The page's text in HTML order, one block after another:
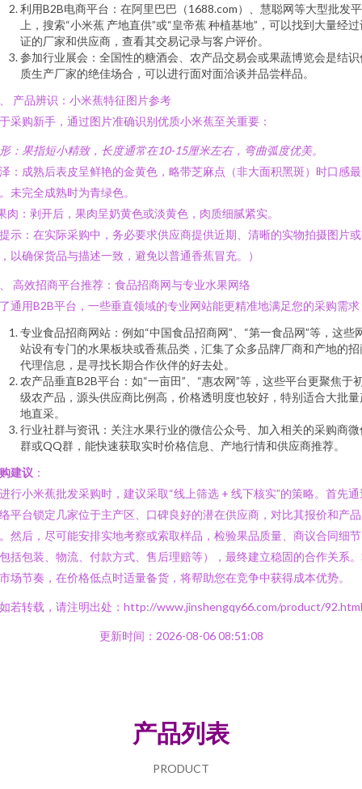
利用B2B电商平台：在阿里巴巴（1688.com）、慧聪网等大型批发
上，搜索“小米蕉 产地直供”或“皇帝蕉 种植基地”，可以找到大量经
证的厂家和供应商，查看其交易记录与客户评价。
参加行业展会：全国性的糖酒会、农产品交易会或果蔬博览会是结识
质生产厂家的绝佳场合，可以进行面对面洽谈并品尝样品。
产品辨识：小米蕉特征图片参考
采购新手，通过图片准确识别优质小米蕉至关重要：
：果指短小精致，长度通常在10-15厘米左右，弯曲弧度优美。
：成熟后表皮呈鲜艳的金黄色，略带芝麻点（非大面积黑斑）时口感最
未完全成熟时为青绿色。
肉：剥开后，果肉呈奶黄色或淡黄色，肉质细腻紧实。
示：在实际采购中，务必要求供应商提供近期、清晰的实物拍摄图片
以确保货品与描述一致，避免以普通香蕉冒充。）
高效招商平台推荐：食品招商网与专业水果网络
通用B2B平台，一些垂直领域的专业网站能更精准地满足您的采购需求
专业食品招商网站：例如“中国食品招商网”、“第一食品网”等，这些
站设有专门的水果板块或香蕉品类，汇集了众多品牌厂商和产地的招
代理信息，是寻找长期合作伙伴的好去处。
农产品垂直B2B平台：如“一亩田”、“惠农网”等，这些平台更聚焦于
级农产品，源头供应商比例高，价格透明度也较好，特别适合大批量
地直采。
行业社群与资讯：关注水果行业的微信公众号、加入相关的采购商微
群或QQ群，能快速获取实时价格信息、产地行情和供应商推荐。
建议 ：
行小米蕉批发采购时，建议采取“线上筛选 + 线下核实”的策略。首先通
平台锁定几家位于主产区、口碑良好的潜在供应商，对比其报价和产
然后，尽可能安排实地考察或索取样品，检验果品质量、商议合同细节
括包装、物流、付款方式、售后理赔等），最终建立稳固的合作关系
场节奏，在价格低点时适量备货，将帮助您在竞争中获得成本优势。
如若转载，请注明出处：http://www.jinshengqy66.com/product/92.html
更新时间：2026-08-06 08:51:08
产品列表
PRODUCT